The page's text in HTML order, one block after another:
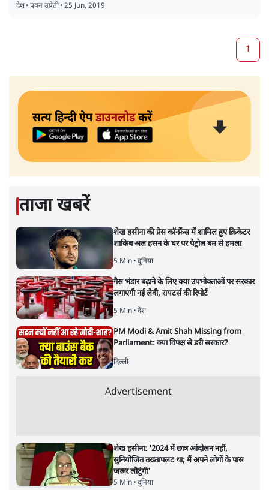
देश•पवन उप्रेती•25 Jun, 2019
1
सत्य हिन्दी ऐपडाउनलोडकरें
ताजा खबरें
शेख हसीना की प्रेस कॉन्फ्रेंस में शामिल हुए क्रिकेटर
शाकिब अल हसन के घर पर पेट्रोल बम से हमला
5 Min• दुनिया
गैस भंडार बढ़ाने के लिए क्या उपभोक्ताओं पर सरकार
लगाएगी नई लेवी, रायटर्स की रिपोर्ट
5 Min• देश
PM Modi & Amit Shah Missing from
Parliament: क्या विपक्ष से डरी सरकार?
दिल्ली
Advertisement
शेख हसीना: '2024 में छात्र आंदोलन नहीं,
सुनियोजित तख्तापलट था; मैं अपने लोगों के पास
जरूर लौटूंगी'
5 Min• दुनिया